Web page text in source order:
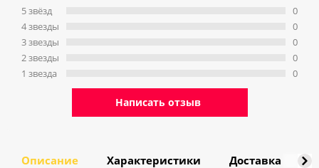
5 звёзд
4 звeзды
3 звeзды
2 звeзды
1 звeзда
0
0
0
0
0
Написать отзыв
Описание Характеристики Доставка